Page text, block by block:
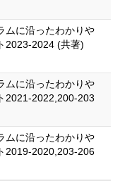
ムに沿ったわかりや
2023-2024 (共著)
ムに沿ったわかりや
2021-2022,200-203
ムに沿ったわかりや
2019-2020,203-206